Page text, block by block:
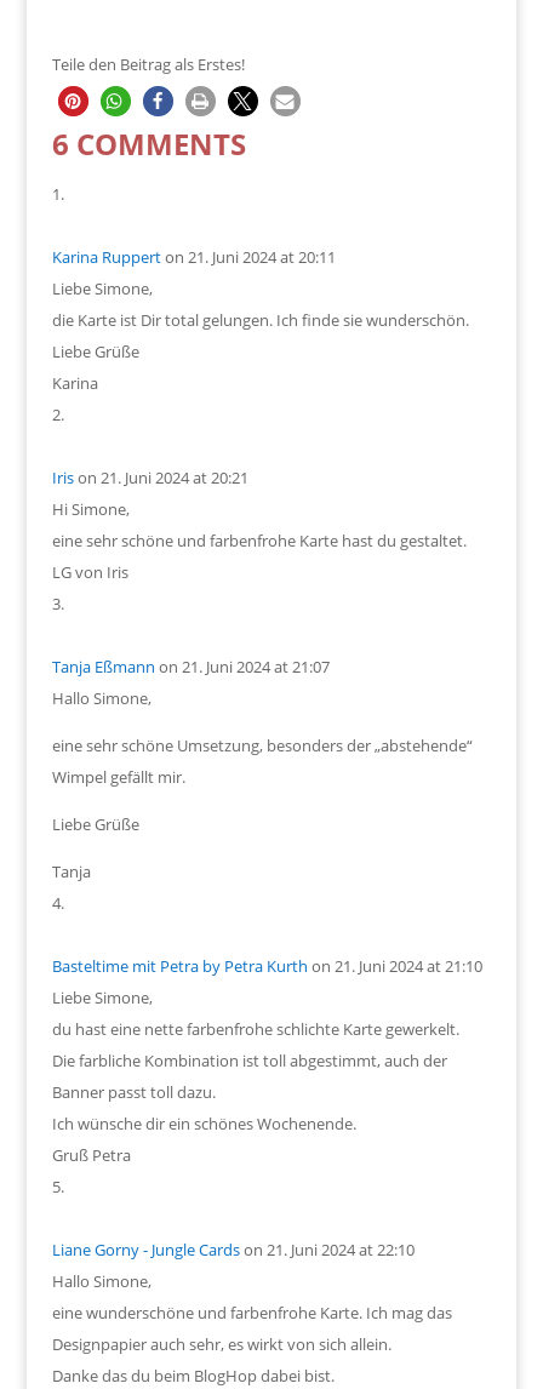
Teile den Beitrag als Erstes!
6 COMMENTS
Karina Rupperton 21. Juni 2024 at 20:11
Liebe Simone,
die Karte ist Dir total gelungen. Ich finde sie wunderschön.
Liebe Grüße
Karina
Irison 21. Juni 2024 at 20:21
Hi Simone,
eine sehr schöne und farbenfrohe Karte hast du gestaltet.
LG von Iris
Tanja Eßmann on 21. Juni 2024 at 21:07
Hallo Simone,
eine sehr schöne Umsetzung, besonders der „abstehende“
Wimpel gefällt mir.
Liebe Grüße
Tanja
Basteltime mit Petra by Petra Kurth on 21. Juni 2024 at 21:10
Liebe Simone,
du hast eine nette farbenfrohe schlichte Karte gewerkelt.
Die farbliche Kombination ist toll abgestimmt, auch der
Banner passt toll dazu.
Ich wünsche dir ein schönes Wochenende.
Gruß Petra
Liane Gorny - Jungle Cardson 21. Juni 2024 at 22:10
Hallo Simone,
eine wunderschöne und farbenfrohe Karte. Ich mag das
Designpapier auch sehr, es wirkt von sich allein.
Danke das du beim BlogHop dabei bist.